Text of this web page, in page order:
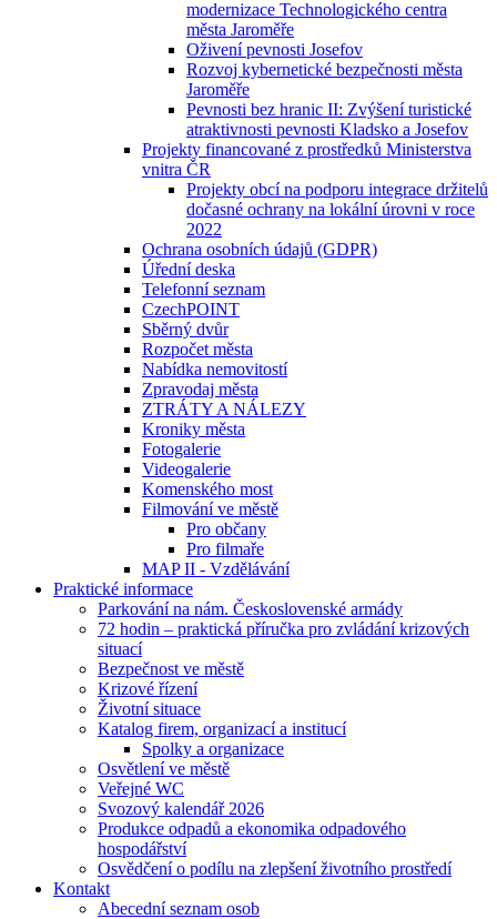
modernizace Technologického centra
města Jaroměře
Oživení pevnosti Josefov
Rozvoj kybernetické bezpečnosti města
Jaroměře
Pevnosti bez hranic II: Zvýšení turistické
atraktivnosti pevnosti Kladsko a Josefov
Projekty financované z prostředků Ministerstva
vnitra ČR
Projekty obcí na podporu integrace držitelů
dočasné ochrany na lokální úrovni v roce
2022
Ochrana osobních údajů (GDPR)
Úřední deska
Telefonní seznam
CzechPOINT
Sběrný dvůr
Rozpočet města
Nabídka nemovitostí
Zpravodaj města
ZTRÁTY A NÁLEZY
Kroniky města
Fotogalerie
Videogalerie
Komenského most
Filmování ve městě
Pro občany
Pro filmaře
MAP II - Vzdělávání
Praktické informace
Parkování na nám. Československé armády
72 hodin – praktická příručka pro zvládání krizových
situací
Bezpečnost ve městě
Krizové řízení
Životní situace
Katalog firem, organizací a institucí
Spolky a organizace
Osvětlení ve městě
Veřejné WC
Svozový kalendář 2026
Produkce odpadů a ekonomika odpadového
hospodářství
Osvědčení o podílu na zlepšení životního prostředí
Kontakt
Abecední seznam osob